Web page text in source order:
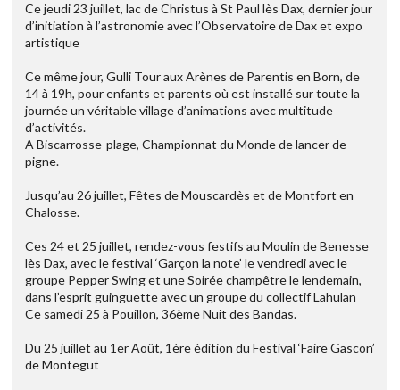
Ce jeudi 23 juillet, lac de Christus à St Paul lès Dax, dernier jour
d’initiation à l’astronomie avec l’Observatoire de Dax et expo
artistique
Ce même jour, Gulli Tour aux Arènes de Parentis en Born, de
14 à 19h, pour enfants et parents où est installé sur toute la
journée un véritable village d’animations avec multitude
d’activités.
A Biscarrosse-plage, Championnat du Monde de lancer de
pigne.
Jusqu’au 26 juillet, Fêtes de Mouscardès et de Montfort en
Chalosse.
Ces 24 et 25 juillet, rendez-vous festifs au Moulin de Benesse
lès Dax, avec le festival ‘Garçon la note’ le vendredi avec le
groupe Pepper Swing et une Soirée champêtre le lendemain,
dans l’esprit guinguette avec un groupe du collectif Lahulan
Ce samedi 25 à Pouillon, 36ème Nuit des Bandas.
Du 25 juillet au 1er Août, 1ère édition du Festival ‘Faire Gascon’
de Montegut